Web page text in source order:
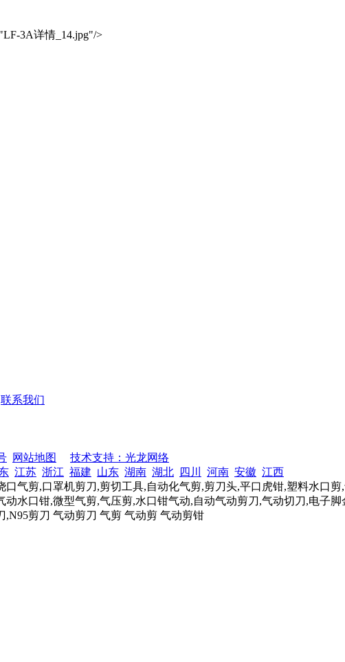
3A详情_14.jpg"/>
联系我们
网站地图
技术支持：光龙网络
江苏 浙江 福建 山东 湖南 湖北 四川 河南 安徽 江西
气剪,口罩机剪刀,剪切工具,自动化气剪,剪刀头,平口虎钳,塑料水口
水口钳,微型气剪,气压剪,水口钳气动,自动气动剪刀,气动切刀,电子
剪刀 气动剪刀 气剪 气动剪 气动剪钳